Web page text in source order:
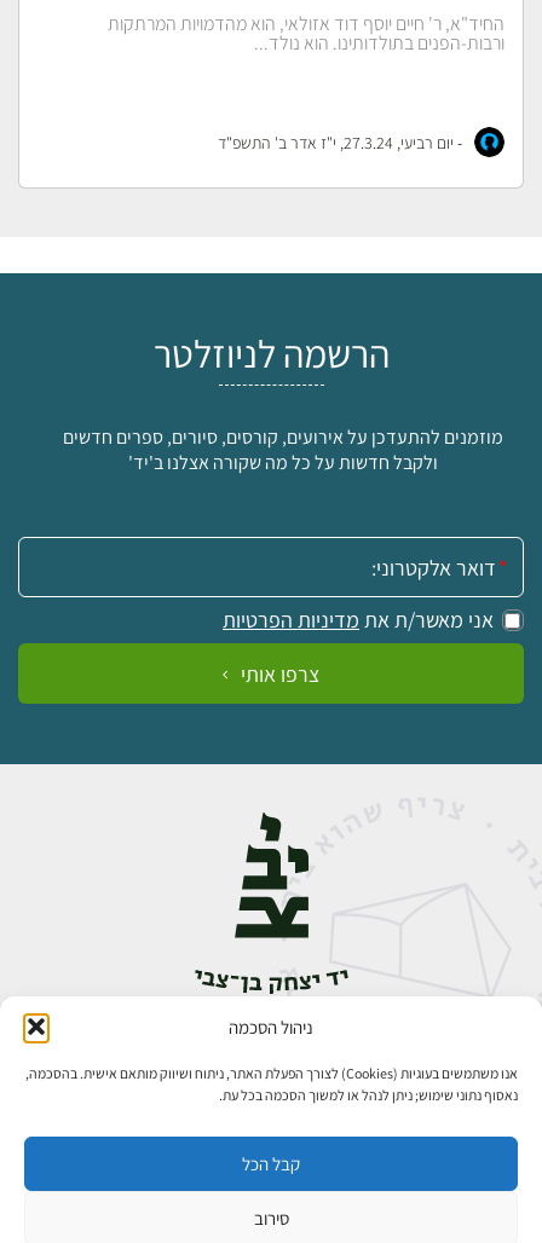
ניהול הסכמה
אנו משתמשים בעוגיות (Cookies) לצורך הפעלת האתר, ניתוח ושיווק מותאם אישית. בהסכמה,
נאסוף נתוני שימוש; ניתן לנהל או למשוך הסכמה בכל עת.
קבל הכל
סירוב
החיד"א, ר' חיים יוסף דוד אזולאי, הוא מהדמויות המרתקות
ורבות-הפנים בתולדותינו. הוא נולד...
- יום רביעי, 27.3.24, י"ז אדר ב' התשפ"ד
הרשמה לניוזלטר
מוזמנים להתעדכן על אירועים, קורסים, סיורים, ספרים חדשים
ולקבל חדשות על כל מה שקורה אצלנו ב'יד'
אימייל:
אני מאשר/ת את מדיניות הפרטיות
צרפו אותי
אבן גבירול 14, רחביה, ירושלים